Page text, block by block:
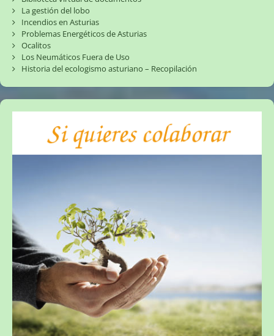
La gestión del lobo
Incendios en Asturias
Problemas Energéticos de Asturias
Ocalitos
Los Neumáticos Fuera de Uso
Historia del ecologismo asturiano – Recopilación